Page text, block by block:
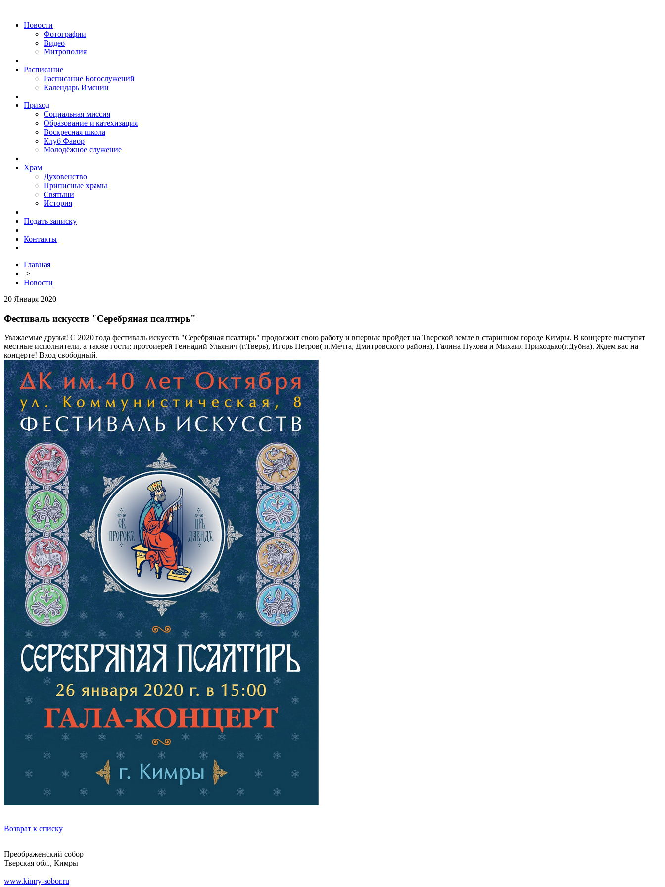
Новости
Фотографии
Видео
Митрополия
Расписание
Расписание Богослужений
Календарь Именин
Приход
Социальная миссия
Образование и катехизация
Воскресная школа
Клуб Фавор
Молодёжное служение
Храм
Духовенство
Приписные храмы
Святыни
История
Подать записку
Контакты
Главная
>
Новости
20 Января 2020
Фестиваль искусств "Серебряная псалтирь"
Уважаемые друзья! С 2020 года фестиваль искусств "Серебряная псалтирь" продолжит свою работу и впервые пройдет на Тверской земле в старинном городе Кимры. В концерте выступят
местные исполнители, а также гости; протоиерей Геннадий Ульянич (г.Тверь), Игорь Петров( п.Мечта, Дмитровского района), Галина Пухова и Михаил Приходько(г.Дубна). Ждем вас на
концерте! Вход свободный.
Возврат к списку
Преображенский собор
Тверская обл., Кимры
www.kimry-sobor.ru